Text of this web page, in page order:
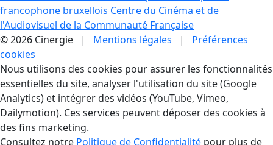
francophone bruxellois Centre du Cinéma et de
l'Audiovisuel de la Communauté Française
© 2026 Cinergie | Mentions légales | Préférences
cookies
Gestion des Cookies
Nous utilisons des cookies pour assurer les fonctionnalités
essentielles du site, analyser l'utilisation du site (Google
Analytics) et intégrer des vidéos (YouTube, Vimeo,
Dailymotion). Ces services peuvent déposer des cookies à
des fins marketing.
Consultez notre Politique de Confidentialité pour plus de